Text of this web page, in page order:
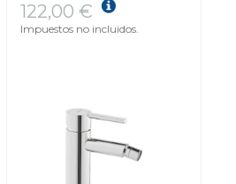
122,00 €
Impuestos no incluidos.